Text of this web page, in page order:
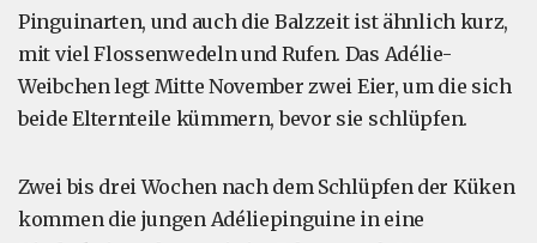
Pinguinarten, und auch die Balzzeit ist ähnlich kurz,
mit viel Flossenwedeln und Rufen. Das Adélie-
Weibchen legt Mitte November zwei Eier, um die sich
beide Elternteile kümmern, bevor sie schlüpfen.
Zwei bis drei Wochen nach dem Schlüpfen der Küken
kommen die jungen Adéliepinguine in eine